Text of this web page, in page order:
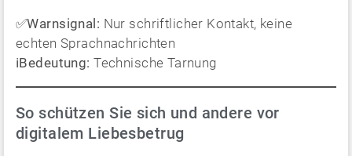
✅Warnsignal: Nur schriftlicher Kontakt, keine
echten Sprachnachrichten
ℹ️Bedeutung: Technische Tarnung
So schützen Sie sich und andere vor
digitalem Liebesbetrug